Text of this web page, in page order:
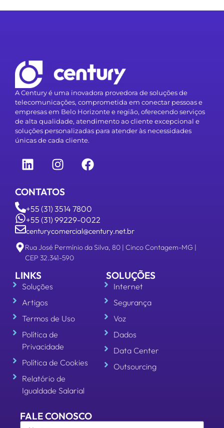
A Century é uma inovadora provedora de soluções de
telecomunicações, comprometida em conectar pessoas e
empresas em Belo Horizonte e região, oferecendo serviços
de alta qualidade, atendimento ao cliente excepcional e
soluções personalizadas para atender às necessidades
únicas de cada cliente.
CONTATOS
+55 (31) 3514 7800
+55 (31) 99229-0022
centurycomercial@century.net.br
Rua José Permínio da Silva, 80 | Cinco Contagem-MG |
CEP 32.341-590
LINKS
Soluções
Artigos
Termos de Uso
Política de
Privacidade
Política de Cookies
Relatório de
Igualdade Salarial
SOLUÇÕES
Internet
Segurança
Voz
Dados
Data Center
Outsourcing
FALE CONOSCO